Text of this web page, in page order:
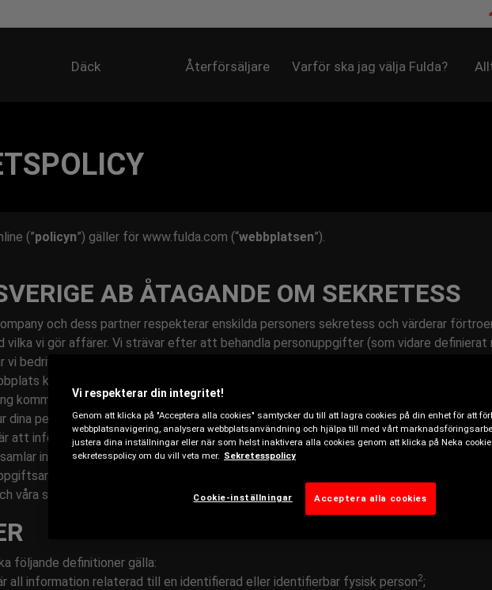
Däck Återförsäljare Varför ska jag välja Fulda?
(”policyn”) gäller för www.fulda.com (“webbplatsen”).
AB ÅTAGANDE OM SEKRETESS
och dess partner respekterar enskilda personers sekretess och värderar
vilka vi gör affärer. Vi strävar efter att behandla personuppgifter (som vidare
vi bedriver verksamhet. Inom EU omfattar detta från den 25 maj 2018 den allmänna
kommer
”) att
kommer Goodyear att agera som personuppgiftsansvarig, dvs. är den som ansvarar
dina personuppgifter behandlas.
att informera dig och förklara på ett öppet sätt:
in, behandlar och lagrar dina personuppgifter;
för dina personuppgifter omfattar; och
våra skyldigheter i samband med denna behandling.privacy_office@goodyear.com
följande definitioner gälla:
all information relaterad till en identifierad eller identifierbar fysisk person2;
Vi respekterar din integritet!
Genom att klicka på "Acceptera alla cookies" samtycker du till att lagra cookies på din enhet för att
webbplatsnavigering, analysera webbplatsanvändning och hjälpa till med vårt
justera dina inställningar eller när som helst inaktivera alla cookies genom att klicka på Neka
sekretesspolicy om du vill veta mer. Sekretesspolicy
Cookie-inställningar Acceptera alla cookies